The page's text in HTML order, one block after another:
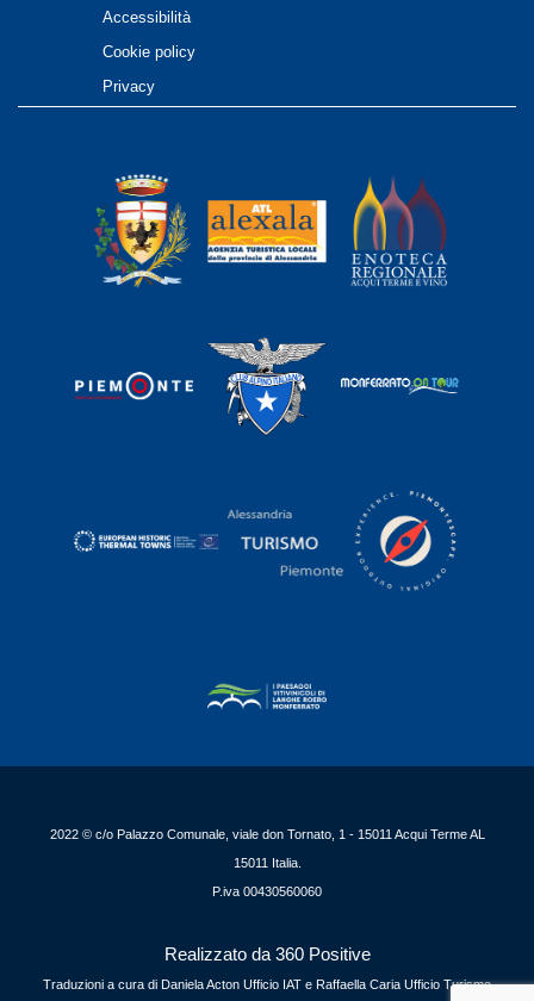
Accessibilità
Cookie policy
Privacy
2022 © c/o Palazzo Comunale, viale don Tornato, 1 - 15011 Acqui Terme AL
15011 Italia.
P.iva 00430560060
Realizzato da 360 Positive
Traduzioni a cura di Daniela Acton Ufficio IAT e Raffaella Caria Ufficio Turismo